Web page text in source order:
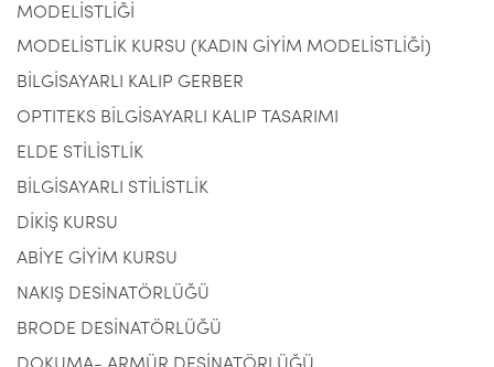
MODELİSTLİĞİ
MODELİSTLİK KURSU (KADIN GİYİM MODELİSTLİĞİ)
BİLGİSAYARLI KALIP GERBER
OPTITEKS BİLGİSAYARLI KALIP TASARIMI
ELDE STİLİSTLİK
BİLGİSAYARLI STİLİSTLİK
DİKİŞ KURSU
ABİYE GİYİM KURSU
NAKIŞ DESİNATÖRLÜĞÜ
BRODE DESİNATÖRLÜĞÜ